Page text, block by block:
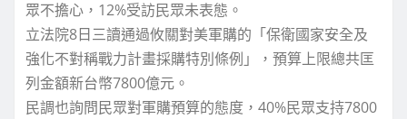
眾不擔心，12%受訪民眾未表態。
立法院8日三讀通過攸關對美軍購的「保衛國家安全及
強化不對稱戰力計畫採購特別條例」，預算上限總共匡
列金額新台幣7800億元。
民調也詢問民眾對軍購預算的態度，40%民眾支持7800